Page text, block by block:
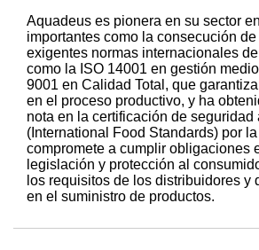
Aquadeus es pionera en su sector
importantes como la consecución
exigentes normas internacionales
como la ISO 14001 en gestión
9001 en Calidad Total, que
en el proceso productivo, y ha
nota en la certificación de seguridad
(International Food Standards) por
compromete a cumplir obligaciones
legislación y protección al
los requisitos de los distribuidores y
en el suministro de productos.